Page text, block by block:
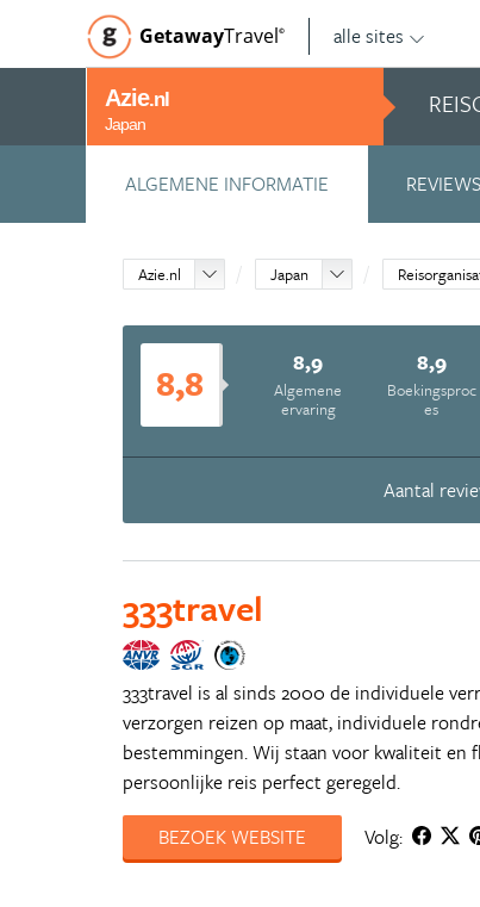
GetawayTravel© alle sites
Azie.nl
Japan
ALGEMENE INFORMATIE REVIEWS
Azie.nl Japan
8,8 8,9
Algemene
ervaring
8,9
Boekingsproc
es
Aantal
333travel
333travel is al sinds 2000 de individuele
verzorgen reizen op maat, individuele
bestemmingen. Wij staan voor kwaliteit
persoonlijke reis perfect geregeld.
BEZOEK WEBSITE
Volg: